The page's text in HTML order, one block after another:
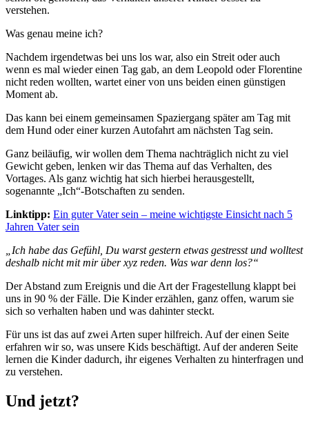
verstehen.
Was genau meine ich?
Nachdem irgendetwas bei uns los war, also ein Streit oder auch
wenn es mal wieder einen Tag gab, an dem Leopold oder Florentine
nicht reden wollten, wartet einer von uns beiden einen günstigen
Moment ab.
Das kann bei einem gemeinsamen Spaziergang später am Tag mit
dem Hund oder einer kurzen Autofahrt am nächsten Tag sein.
Ganz beiläufig, wir wollen dem Thema nachträglich nicht zu viel
Gewicht geben, lenken wir das Thema auf das Verhalten, des
Vortages. Als ganz wichtig hat sich hierbei herausgestellt,
sogenannte „Ich“-Botschaften zu senden.
Linktipp: Ein guter Vater sein – meine wichtigste Einsicht nach 5
Jahren Vater sein
„Ich habe das Gefühl, Du warst gestern etwas gestresst und wolltest
deshalb nicht mit mir über xyz reden. Was war denn los?“
Der Abstand zum Ereignis und die Art der Fragestellung klappt bei
uns in 90 % der Fälle. Die Kinder erzählen, ganz offen, warum sie
sich so verhalten haben und was dahinter steckt.
Für uns ist das auf zwei Arten super hilfreich. Auf der einen Seite
erfahren wir so, was unsere Kids beschäftigt. Auf der anderen Seite
lernen die Kinder dadurch, ihr eigenes Verhalten zu hinterfragen und
zu verstehen.
Und jetzt?